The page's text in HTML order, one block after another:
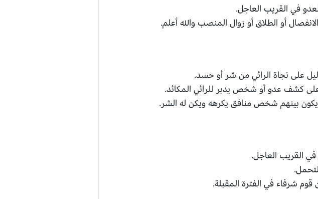
في القريب العاجل.
أو الطلاق أو زوال المنصب والله أعلم.
على نجاة الرائي من شر أو حسد.
كشف عدو أو شخص يدبر للرائي المكائد.
بينهم شخص منافق يكرهه ويكن له الشر.
في القريب العاجل.
شرفاء في الفترة المقبلة.